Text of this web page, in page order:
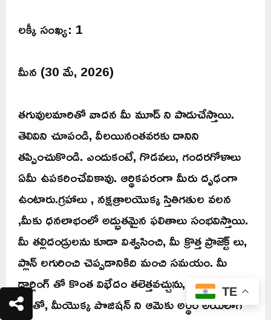
లక్కీ సంఖ్య: 1
మీన (30 మే, 2026)
తగువులమారితో వాదన మీ మూడ్ ని పాడుచేస్తాయి.
తెలివిని చూపండి, వీలయినంతవరకు దానిని
తప్పించుకొండి. ఎందుకంటే, గొడవలు, గందరగోళాలు
ఏమీ ఉపకరించేవికావు. ఆర్థికపరంగా మీరు దృఢంగా
ఉంటారు.గ్రహాలు , నక్షత్రాలయొక్క స్తితిగతుల వలన
,మీకు ధనలాభంలో అద్భుతమైన ఫలితాలు సంభవిస్తాయి.
మీ తల్లిదండ్రులను కూడా విశ్వసించి, మీ క్రొత్త ప్రాజెక్ట్ లు,
ప్లాన్ లగురించి చెప్పడానికిది మంచి సమయం. మీ
డార్లింగ్ తో కొంత విభేదం తలెత్తవచ్చును, మీరు మీ
జతతో, మీయొక్క పొజిషన్ ని ఆమెకు అర్థం అయేలాగ
TE